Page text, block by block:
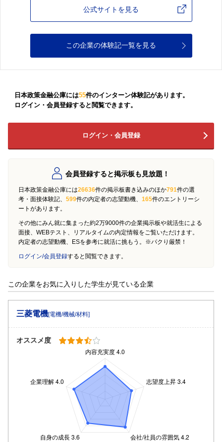
公式サイトを見る
この企業の体験記一覧を見る
日本政策金融公庫には55件のインターン体験記があります。
ログイン・会員登録すると閲覧できます。
ログイン・会員登録
会員登録すると掲示板も見放題！
日本政策金融公庫には26636件の掲示板書き込みのほか791件の選
考・面接体験記、 599件の内定者の志望動機、 165件のエントリーシ
ートがあります。
その他にみん就に集まった約2万9000件の企業掲示板や就活生による
面接、WEBテスト、リアルタイムの内定情報をご覧いただけます。
内定者の志望動機、ESを参考に就活に挑もう。※パクり厳禁！
ログイン/会員登録すると閲覧できます。
この企業をお気に入りした学生が見ている企業
三菱電機[電機/機械/材料]
オススメ度